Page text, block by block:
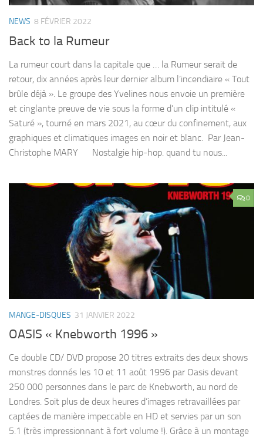
NEWS 8 FÉVRIER 2022
Back to la Rumeur
La rumeur court dans la capitale que … la Rumeur serait de
retour, dix années après leur dernier album l’incendiaire « Tout
brûle déjà ». Le groupe des Yvelines nous envoie un première
et cinglante preuve de vie sous la forme d’un clip intitulé «
Saturé », tourné en mars 2021, au cœur du confinement, aux
graphiques et climatiques images en noir et blanc. Par Jean-
Christophe MARY Nostalgie hip-hop. quand tu nous...
0
MANGE-DISQUES 31 JANVIER 2022
OASIS « Knebworth 1996 »
Ce double CD/ DVD propose 20 titres extraits des deux shows
monstres donnés les 10 et 11 août 1996 par Oasis devant
250 000 personnes dans le parc de Knebworth, au nord de
Londres. Soit plus de deux heures d’images retravaillées par
captées de manière impeccable en HD et servies par un son
5.1 (très impressionnant à fort volume !). Grâce à un montage